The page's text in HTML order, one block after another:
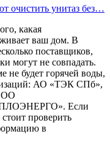
очистить унитаз без…
какая
ваш дом. В
поставщиков,
могут не совпадать.
не будет горячей воды,
АО «ТЭК СПб»,
Если
проверить
в